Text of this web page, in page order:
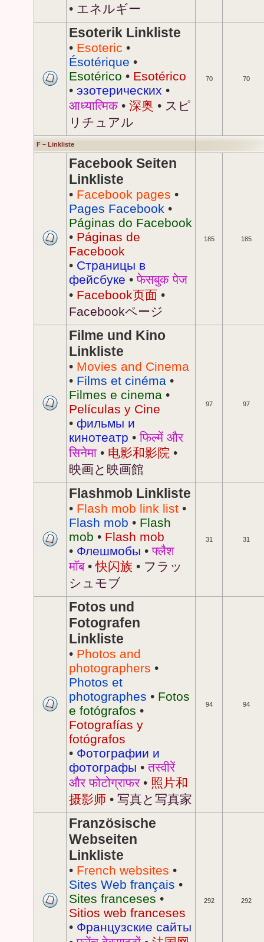
• エネルギー
Esoterik Linkliste
• Esoteric •
Ésotérique •
Esotérico • Esotérico
• эзотерических •
आध्यात्मिक • 深奥 • スピ
リチュアル
70 70
F – Linkliste
Facebook Seiten
Linkliste
• Facebook pages •
Pages Facebook •
Páginas do Facebook
• Páginas de
Facebook
• Страницы в
фейсбуке •फेसबुक पेज
• Facebook页面 •
Facebookページ
185 185
Filme und Kino
Linkliste
• Movies and Cinema
• Films et cinéma •
Filmes e cinema •
Películas y Cine
• фильмы и
кинотеатр •फिल्में और
सिनेमा • 电影和影院 •
映画と映画館
97 97
Flashmob Linkliste
• Flash mob link list •
Flash mob • Flash
mob • Flash mob
• Флешмобы •फ्लैश
मॉब•快闪族 • フラッ
シュモブ
31 31
Fotos und
Fotografen
Linkliste
• Photos and
photographers •
Photos et
photographes • Fotos
e fotógrafos •
Fotografías y
fotógrafos
• Фотографии и
фотографы •तस्वीरें
और फोटोग्राफर• 照片和
摄影师 • 写真と写真家
94 94
Französische
Webseiten
Linkliste
• French websites •
Sites Web français •
Sites franceses •
Sitios web franceses
• Французские сайты
292 292